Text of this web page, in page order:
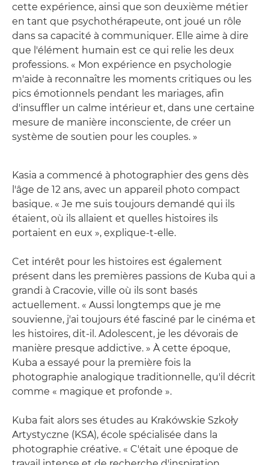
cette expérience, ainsi que son deuxième métier
en tant que psychothérapeute, ont joué un rôle
dans sa capacité à communiquer. Elle aime à dire
que l'élément humain est ce qui relie les deux
professions. « Mon expérience en psychologie
m'aide à reconnaître les moments critiques ou les
pics émotionnels pendant les mariages, afin
d'insuffler un calme intérieur et, dans une certaine
mesure de manière inconsciente, de créer un
système de soutien pour les couples. »
Kasia a commencé à photographier des gens dès
l'âge de 12 ans, avec un appareil photo compact
basique. « Je me suis toujours demandé qui ils
étaient, où ils allaient et quelles histoires ils
portaient en eux », explique-t-elle.
Cet intérêt pour les histoires est également
présent dans les premières passions de Kuba qui a
grandi à Cracovie, ville où ils sont basés
actuellement. « Aussi longtemps que je me
souvienne, j'ai toujours été fasciné par le cinéma et
les histoires, dit-il. Adolescent, je les dévorais de
manière presque addictive. » À cette époque,
Kuba a essayé pour la première fois la
photographie analogique traditionnelle, qu'il décrit
comme « magique et profonde ».
Kuba fait alors ses études au Krakówskie Szkoły
Artystyczne (KSA), école spécialisée dans la
photographie créative. « C'était une époque de